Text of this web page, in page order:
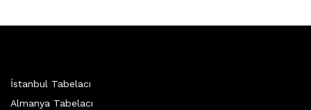
İstanbul Tabelacı
Almanya Tabelacı